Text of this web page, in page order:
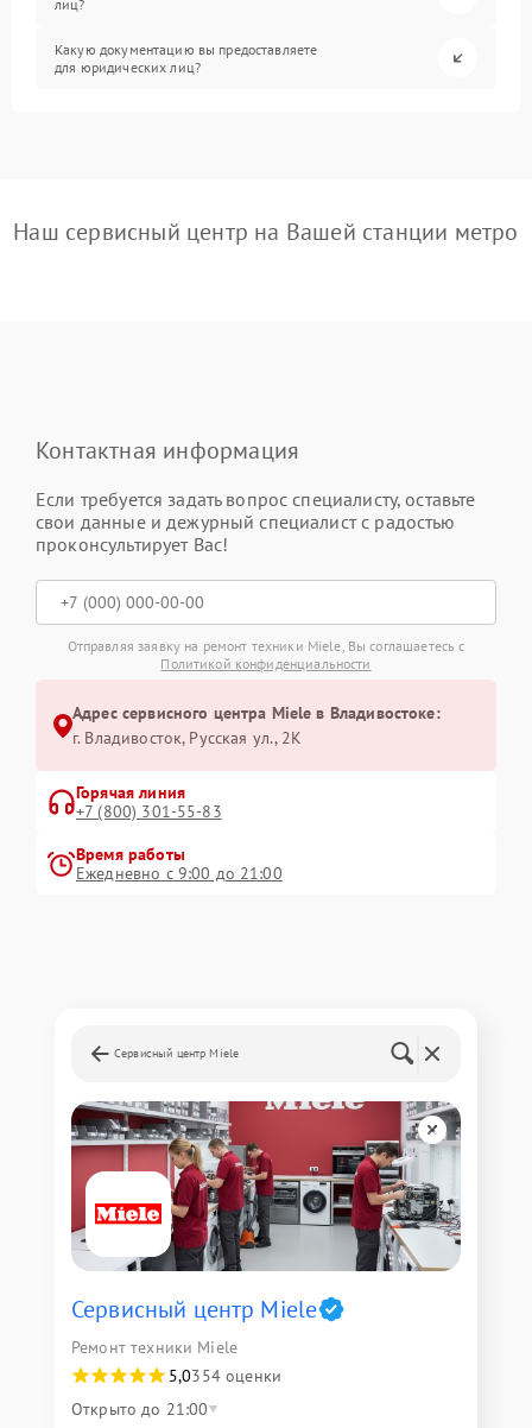
лиц?
Какую документацию вы предоставляете
для юридических лиц?
Наш сервисный центр на Вашей станции метро
Контактная информация
Если требуется задать вопрос специалисту, оставьте
свои данные и дежурный специалист с радостью
проконсультирует Вас!
Отправляя заявку на ремонт техники Miele, Вы соглашаетесь с
Политикой конфиденциальности
Адрес сервисного центра Miele в Владивостоке:
г. Владивосток, Русская ул., 2К
Горячая линия
+7 (800) 301-55-83
Время работы
Ежедневно с 9:00 до 21:00
Сервисный центр Miele
Сервисный центр Miele
Ремонт техники Miele
5,0354 оценки
Открыто до 21:00